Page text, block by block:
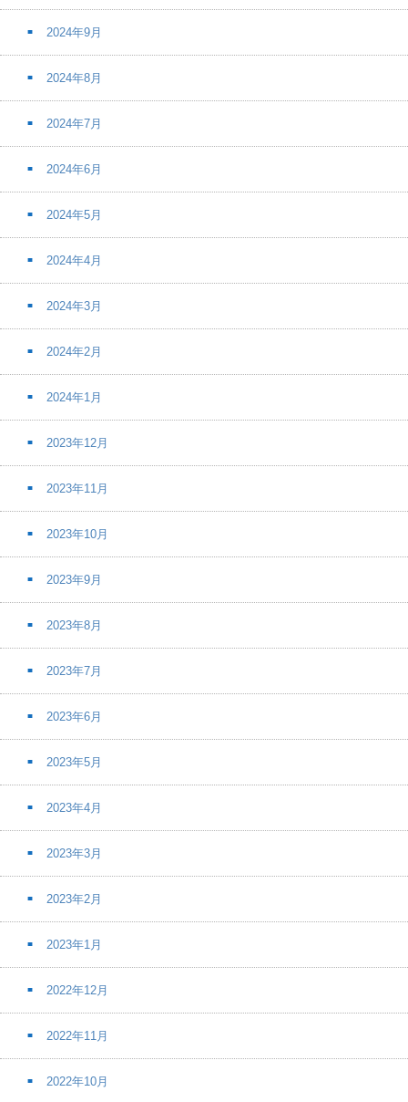
2024年9月
2024年8月
2024年7月
2024年6月
2024年5月
2024年4月
2024年3月
2024年2月
2024年1月
2023年12月
2023年11月
2023年10月
2023年9月
2023年8月
2023年7月
2023年6月
2023年5月
2023年4月
2023年3月
2023年2月
2023年1月
2022年12月
2022年11月
2022年10月